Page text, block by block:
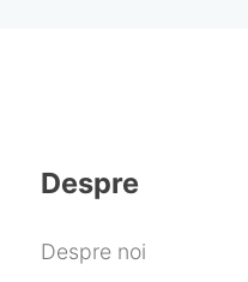
Despre
Despre noi